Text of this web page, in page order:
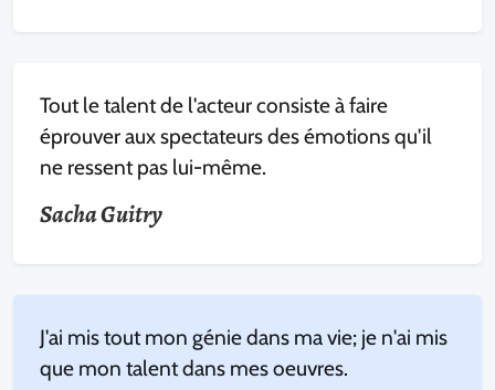
Tout le talent de l'acteur consiste à faire
éprouver aux spectateurs des émotions qu'il
ne ressent pas lui-même.
Sacha Guitry
J'ai mis tout mon génie dans ma vie; je n'ai mis
que mon talent dans mes oeuvres.